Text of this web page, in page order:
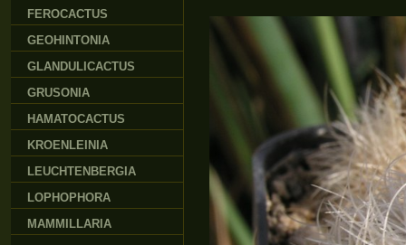
FEROCACTUS
GEOHINTONIA
GLANDULICACTUS
GRUSONIA
HAMATOCACTUS
KROENLEINIA
LEUCHTENBERGIA
LOPHOPHORA
MAMMILLARIA